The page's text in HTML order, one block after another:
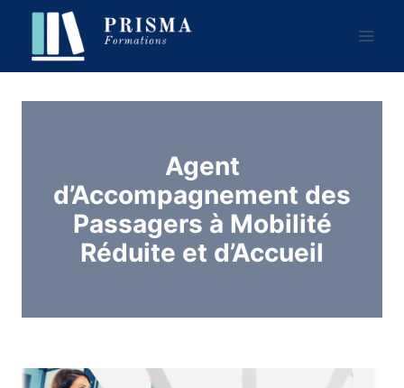
contenu
Agent
d’Accompagnement des
Passagers à Mobilité
Réduite et d’Accueil